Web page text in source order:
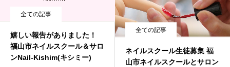
全ての記事
嬉しい報告がありました！
福山市ネイルスクール＆サロ
ンNail-Kishim(キシミー)
全ての記事
ネイルスクール生徒募集 福
山市ネイルスクールとサロン
よくある質問
アクセス・営業時間